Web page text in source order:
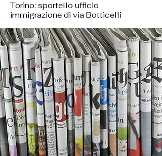
Torino: sportello ufficio
immigrazione di via Botticelli